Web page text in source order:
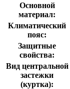
Основной
материал:
Климатический
пояс:
Защитные
свойства:
Вид центральной
застежки
(куртка):